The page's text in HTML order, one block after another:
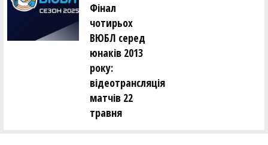
Фінал
чотирьох
ВЮБЛ серед
юнаків 2013
року:
відеотрансляція
матчів 22
травня